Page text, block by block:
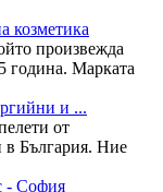
козметика
произвежда
година. Марката
и ...
от
в България. Ние
- София